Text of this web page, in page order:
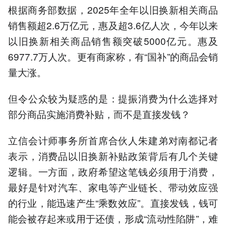
根据商务部数据，2025年全年以旧换新相关商品
销售额超2.6万亿元，惠及超3.6亿人次，今年以来
以旧换新相关商品销售额突破5000亿元。惠及
6977.7万人次。更有商家称，有“国补”的商品会销
量大涨。
但令公众较为疑惑的是：提振消费为什么选择对
部分商品实施消费补贴，而不是直接发钱？
立信会计师事务所首席合伙人朱建弟对南都记者
表示，消费品以旧换新补贴政策背后有几个关键
逻辑。一方面，政府希望这笔钱必须用于消费，
最好是针对汽车、家电等产业链长、带动效应强
的行业，能迅速产生“乘数效应”。直接发钱，钱可
能会被存起来或用于还债，形成“流动性陷阱”，难